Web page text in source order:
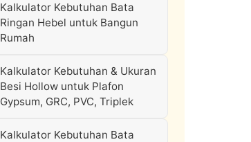
Kalkulator Kebutuhan Bata
Ringan Hebel untuk Bangun
Rumah
Kalkulator Kebutuhan & Ukuran
Besi Hollow untuk Plafon
Gypsum, GRC, PVC, Triplek
Kalkulator Kebutuhan Bata